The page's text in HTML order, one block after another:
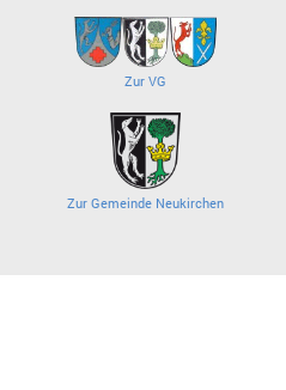
Zur VG
Zur Gemeinde Neukirchen